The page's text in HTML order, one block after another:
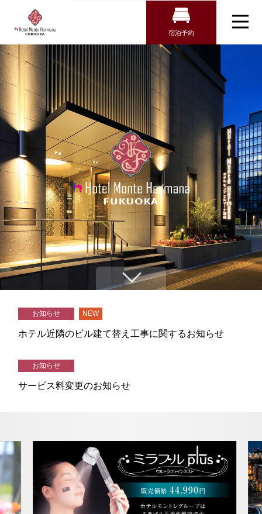
ホテル モン
テ エルマー
ナ福岡｜渡辺
通駅近くのホ
テル（福岡
市）
宿泊予約
お知らせ
ホテル近隣のビル建て替え工事に関するお知らせ
NEW
お知らせ
サービス料変更のお知らせ
トップページ
客室
朝食
宿泊プラン
館内設備
アクセス・観光情報
よくあるご質問
お問い合わせ
オンラインショップ
ップ
アド
バイ
ーブ
グラ
ム
ブッ
ク
宿泊検索
航空券＋宿泊検索
新幹線・JR＋宿泊検索
チェックイン日がお決まりの方
チェックイン
チェックアウト
人数 2人 室数 1室
チェックイン日がお決まりでない方
宿泊予約確認・キャンセル